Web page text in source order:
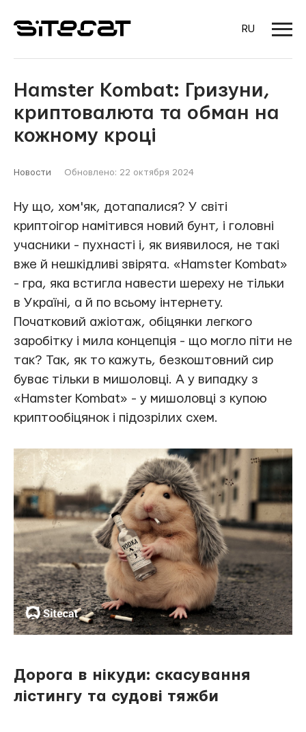
RU
Hamster Kombat: Гризуни,
криптовалюта та обман на
кожному кроці
Новости Обновлено: 22 октября 2024
Ну що, хом'як, дотапалися? У світі
криптоігор намітився новий бунт, і головні
учасники - пухнасті і, як виявилося, не такі
вже й нешкідливі звірята. «Hamster Kombat»
- гра, яка встигла навести шереху не тільки
в Україні, а й по всьому інтернету.
Початковий ажіотаж, обіцянки легкого
заробітку і мила концепція - що могло піти не
так? Так, як то кажуть, безкоштовний сир
буває тільки в мишоловці. А у випадку з
«Hamster Kombat» - у мишоловці з купою
криптообіцянок і підозрілих схем.
Дорога в нікуди: скасування
лістингу та судові тяжби